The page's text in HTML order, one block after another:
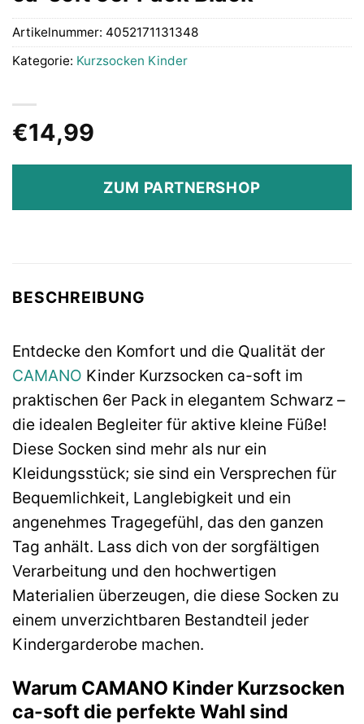
€14,99
ZUM PARTNERSHOP
Artikelnummer: 4052171131348
Kategorie: Kurzsocken Kinder
BESCHREIBUNG
Entdecke den Komfort und die Qualität der
CAMANO Kinder Kurzsocken ca-soft im
praktischen 6er Pack in elegantem Schwarz –
die idealen Begleiter für aktive kleine Füße!
Diese Socken sind mehr als nur ein
Kleidungsstück; sie sind ein Versprechen für
Bequemlichkeit, Langlebigkeit und ein
angenehmes Tragegefühl, das den ganzen
Tag anhält. Lass dich von der sorgfältigen
Verarbeitung und den hochwertigen
Materialien überzeugen, die diese Socken zu
einem unverzichtbaren Bestandteil jeder
Kindergarderobe machen.
Warum CAMANO Kinder Kurzsocken
ca-soft die perfekte Wahl sind